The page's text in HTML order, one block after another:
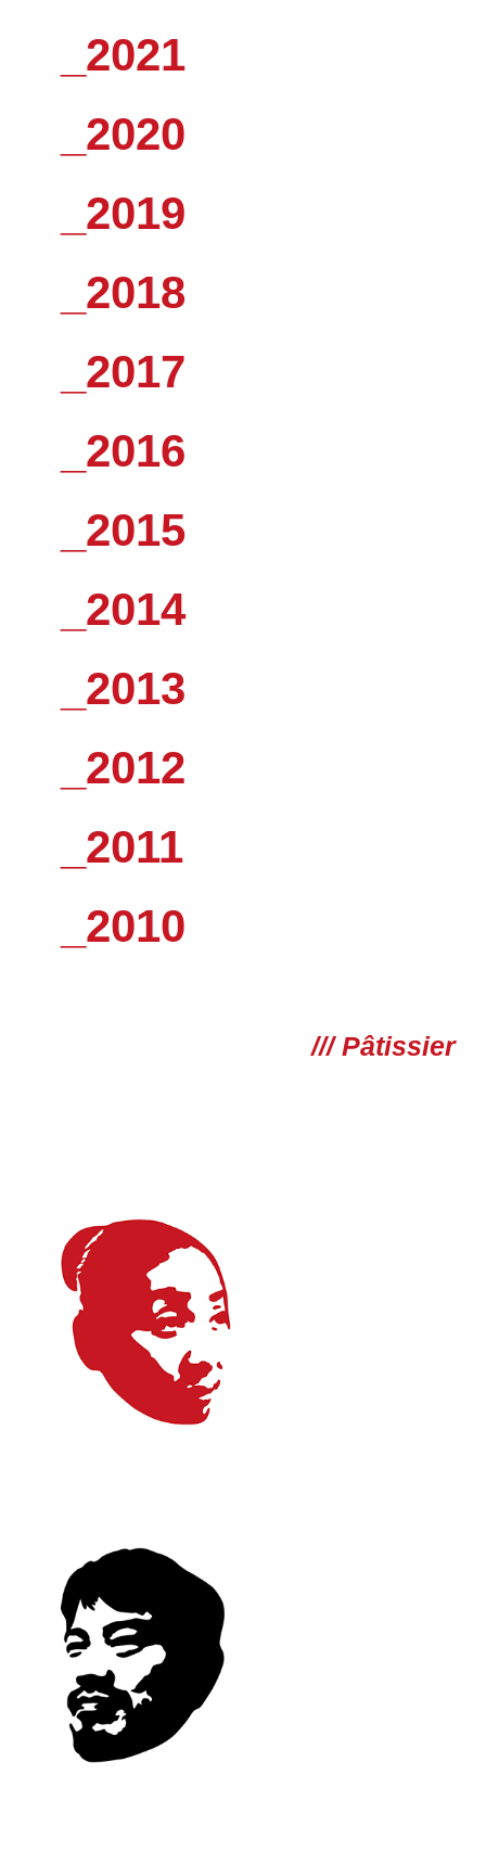
_2021
_2020
_2019
_2018
_2017
_2016
_2015
_2014
_2013
_2012
_2011
_2010
/// Pâtissier